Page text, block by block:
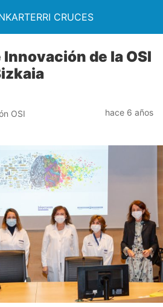
CRUCES
de la OSI
OSI
hace 6 años